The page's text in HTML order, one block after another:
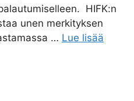
HIFK:n
unen merkityksen
… Lue lisää